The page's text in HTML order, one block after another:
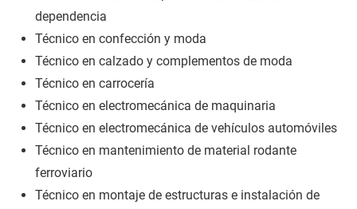
dependencia
Técnico en confección y moda
Técnico en calzado y complementos de moda
Técnico en carrocería
Técnico en electromecánica de maquinaria
Técnico en electromecánica de vehículos automóviles
Técnico en mantenimiento de material rodante
ferroviario
Técnico en montaje de estructuras e instalación de